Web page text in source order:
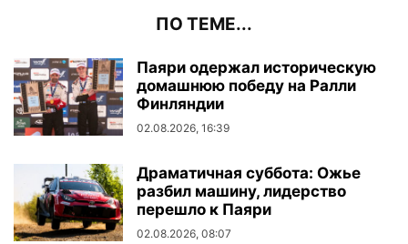
ПО ТЕМЕ...
Паяри одержал историческую
домашнюю победу на Ралли
Финляндии
02.08.2026, 16:39
Драматичная суббота: Ожье
разбил машину, лидерство
перешло к Паяри
02.08.2026, 08:07